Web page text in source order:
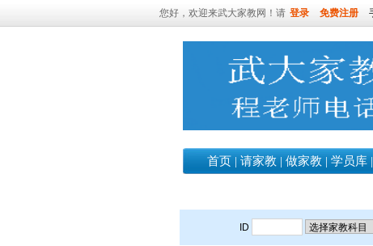
您好，欢迎来武大家教网！请 登录 免费注册
首页 | 请家教 | 做家教 | 学员库 |
ID